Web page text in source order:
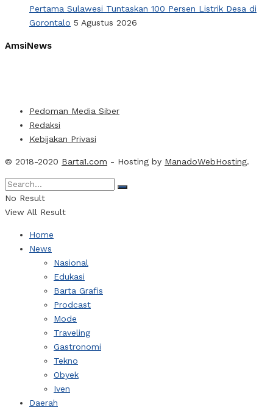
Pertama Sulawesi Tuntaskan 100 Persen Listrik Desa di
Gorontalo 5 Agustus 2026
AmsiNews
Pedoman Media Siber
Redaksi
Kebijakan Privasi
© 2018-2020 Barta1.com - Hosting by ManadoWebHosting.
No Result
View All Result
Home
News
Nasional
Edukasi
Barta Grafis
Prodcast
Mode
Traveling
Gastronomi
Tekno
Obyek
Iven
Daerah